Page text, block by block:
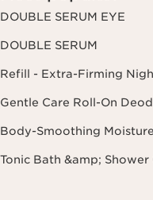
vår personvernerklæring
DOUBLE SERUM EYE
DOUBLE SERUM
Refill - Extra-Firming
Gentle Care Roll-On
Body-Smoothing
Tonic Bath &amp;